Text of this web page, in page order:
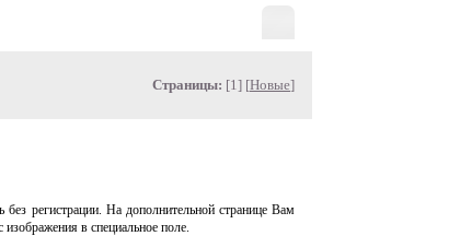
Страницы: [1] [Новые]
регистрации. На дополнительной странице Вам
в специальное поле.